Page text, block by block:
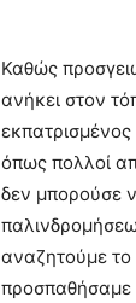
Καθώς
ανήκει στον
όπως πολλοί
δεν μπορούσε
αναζητούμε το
προσπαθήσαμε